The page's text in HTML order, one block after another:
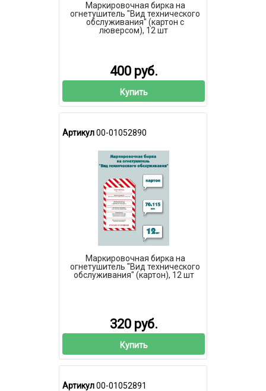
Маркировочная бирка на
огнетушитель "Вид технического
обслуживания" (картон с
люверсом), 12 шт
400 руб.
Купить
Артикул00-01052890
Маркировочная бирка на
огнетушитель "Вид технического
обслуживания" (картон), 12 шт
320 руб.
Купить
Артикул00-01052891